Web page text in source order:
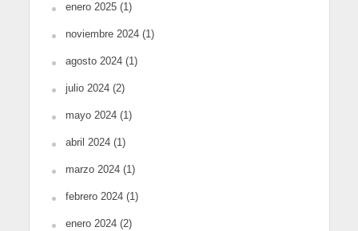
enero 2025(1)
noviembre 2024(1)
agosto 2024(1)
julio 2024(2)
mayo 2024(1)
abril 2024(1)
marzo 2024(1)
febrero 2024(1)
enero 2024(2)